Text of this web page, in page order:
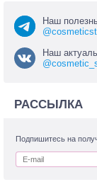
Наш
Наш
РАССЫЛКА
Подпишитесь на